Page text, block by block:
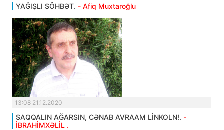
YAĞIŞLI SÖHBƏT. - Afiq Muxtaroğlu
13:08 21.12.2020
SAQQALIN AĞARSIN, CƏNAB AVRAAM LİNKOLN!. -
İBRAHİMXƏLİL .